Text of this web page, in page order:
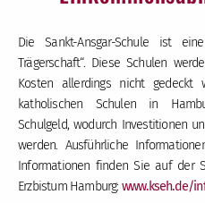
Die Sankt-Ansgar-Schule ist
Trägerschaft“. Diese Schulen
Kosten allerdings nicht
katholischen Schulen in
Schulgeld, wodurch Investitionen
werden. Ausführliche
Informationen finden Sie auf der
Erzbistum Hamburg: www.kseh.de/